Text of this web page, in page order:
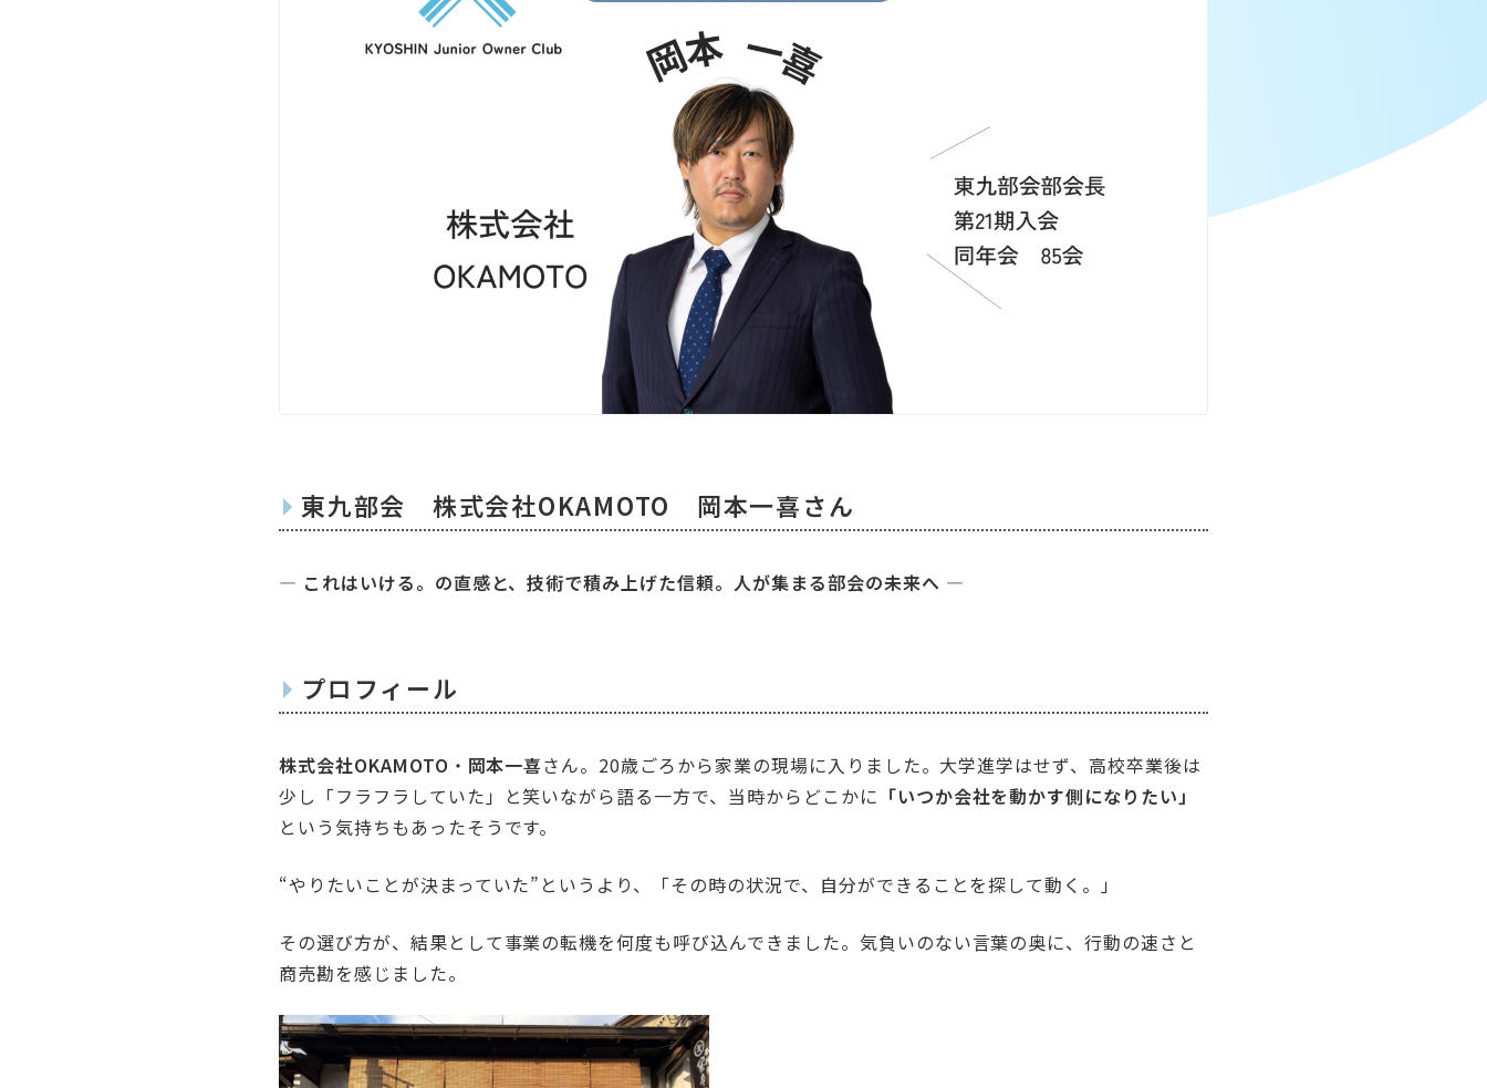
東九部会 株式会社OKAMOTO 岡本一喜さん
― これはいける。の直感と、技術で積み上げた信頼。人が集まる部会の未来へ ―
プロフィール
株式会社OKAMOTO ・ 岡本一喜さん。20歳ごろから家業の現場に入りました。大学進学はせず、高校卒業後は
少し「フラフラしていた」と笑いながら語る一方で、当時からどこかに 「いつか会社を動かす側になりたい」
という気持ちもあったそうです。
“やりたいことが決まっていた”というより、「その時の状況で、自分ができることを探して動く。」
その選び方が、結果として事業の転機を何度も呼び込んできました。気負いのない言葉の奥に、行動の速さと
商売勘を感じました。